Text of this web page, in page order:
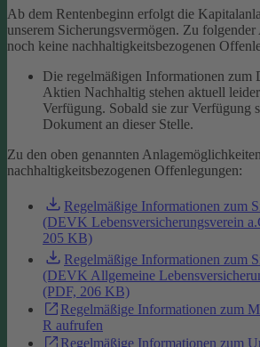
Ab dem Rentenbeginn erfolgt die
unserem Sicherungsvermögen. Zu folgender
noch keine nachhaltigkeitsbezogenen
Die regelmäßigen Informationen zum
Aktien Nachhaltig stehen aktuell
Verfügung. Sobald sie zur Verfügung
Dokument an dieser Stelle.
Zu den oben genannten
nachhaltigkeitsbezogenen Offenlegungen:
Regelmäßige Informationen zum
(DEVK Lebensversicherungsverein
205 KB)
Regelmäßige Informationen zum
(DEVK Allgemeine
(PDF, 206 KB)
Regelmäßige Informationen zum
R aufrufen
Regelmäßige Informationen zum